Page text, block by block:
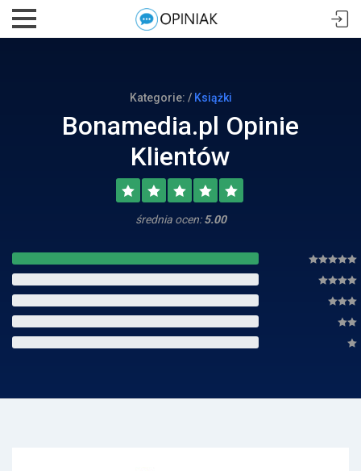
Kategorie: / Książki
Bonamedia.pl Opinie
Klientów
średnia ocen:5.00